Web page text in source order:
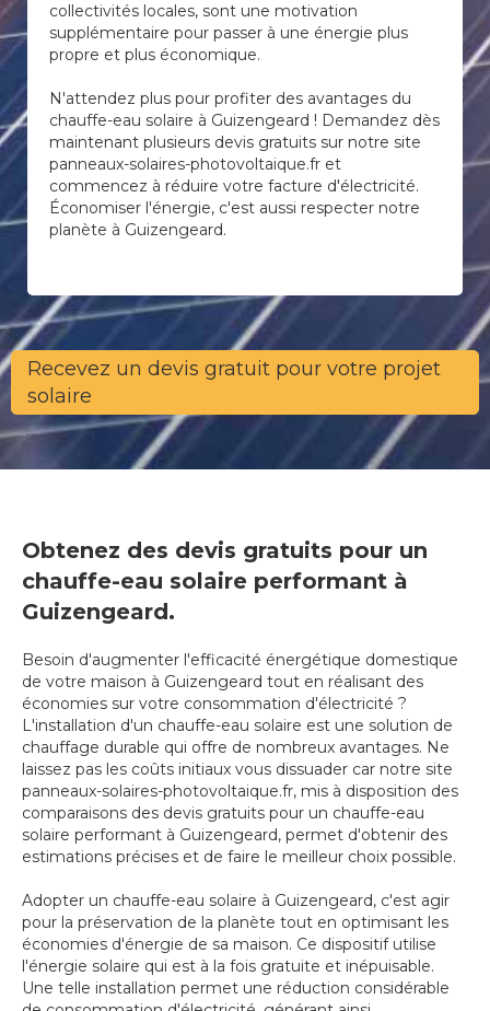
collectivités locales, sont une motivation
supplémentaire pour passer à une énergie plus
propre et plus économique.
N'attendez plus pour profiter des avantages du
chauffe-eau solaire à Guizengeard ! Demandez dès
maintenant plusieurs devis gratuits sur notre site
panneaux-solaires-photovoltaique.fr et
commencez à réduire votre facture d'électricité.
Économiser l'énergie, c'est aussi respecter notre
planète à Guizengeard.
Recevez un devis gratuit pour votre projet
solaire
Obtenez des devis gratuits pour un
chauffe-eau solaire performant à
Guizengeard.
Besoin d'augmenter l'efficacité énergétique domestique
de votre maison à Guizengeard tout en réalisant des
économies sur votre consommation d'électricité ?
L'installation d'un chauffe-eau solaire est une solution de
chauffage durable qui offre de nombreux avantages. Ne
laissez pas les coûts initiaux vous dissuader car notre site
panneaux-solaires-photovoltaique.fr, mis à disposition des
comparaisons des devis gratuits pour un chauffe-eau
solaire performant à Guizengeard, permet d'obtenir des
estimations précises et de faire le meilleur choix possible.
Adopter un chauffe-eau solaire à Guizengeard, c'est agir
pour la préservation de la planète tout en optimisant les
économies d'énergie de sa maison. Ce dispositif utilise
l'énergie solaire qui est à la fois gratuite et inépuisable.
Une telle installation permet une réduction considérable